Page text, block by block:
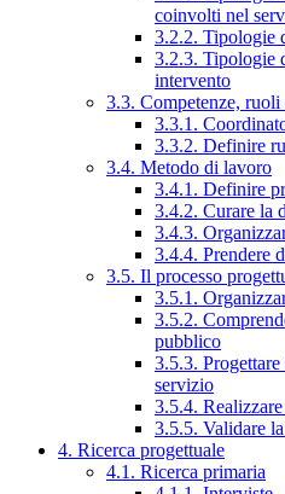
coinvolti nel
3.2.2. Tipologie
3.2.3. Tipologie
intervento
3.3. Competenze,
3.3.1.
3.3.2. Definire
3.4. Metodo di lavoro
3.4.1. Definire
3.4.2. Curare la
3.4.3.
3.4.4. Prendere
3.5. Il processo
3.5.1.
3.5.2.
pubblico
3.5.3.
servizio
3.5.4.
3.5.5. Validare
4. Ricerca progettuale
4.1. Ricerca primaria